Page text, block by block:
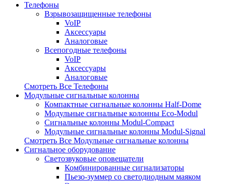
Телефоны
Взрывозащищенные телефоны
VoIP
Аксессуары
Аналоговые
Всепогодные телефоны
VoIP
Аксессуары
Аналоговые
Смотреть Все Телефоны
Модульные сигнальные колонны
Компактные сигнальные колонны Half-Dome
Модульные сигнальные колонны Eco-Modul
Сигнальные колонны Modul-Compact
Модульные сигнальные колонны Modul-Signal
Смотреть Все Модульные сигнальные колонны
Сигнальное оборудование
Светозвуковые оповещатели
Комбинированные сигнализаторы
Пьезо-зуммер со светодиодным маяком